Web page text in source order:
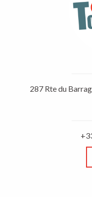
287 Rte du